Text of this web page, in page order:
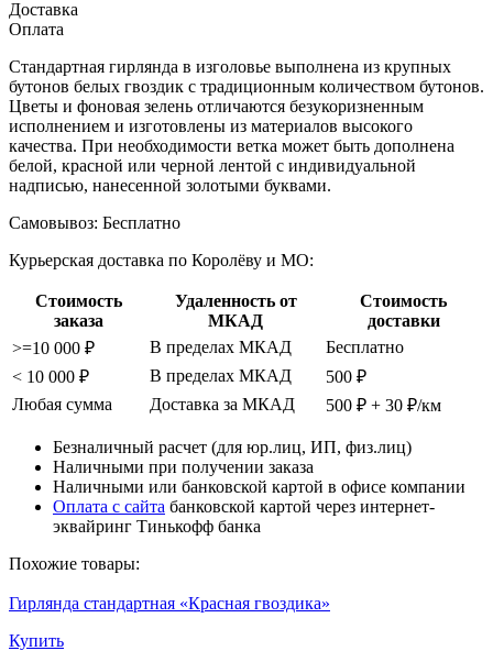
Доставка
Оплата
Стандартная гирлянда в изголовье выполнена из крупных
бутонов белых гвоздик с традиционным количеством бутонов.
Цветы и фоновая зелень отличаются безукоризненным
исполнением и изготовлены из материалов высокого
качества. При необходимости ветка может быть дополнена
белой, красной или черной лентой с индивидуальной
надписью, нанесенной золотыми буквами.
Самовывоз: Бесплатно
Курьерская доставка по Королёву и МО:
Стоимость
заказа
Удаленность от
МКАД
Стоимость
доставки
>=10 000 ₽
В пределах МКАД
Бесплатно
< 10 000 ₽
В пределах МКАД
500 ₽
Любая сумма
Доставка за МКАД 500 ₽ + 30 ₽/км
Безналичный расчет (для юр.лиц, ИП, физ.лиц)
Наличными при получении заказа
Наличными или банковской картой в офисе компании
Оплата с сайта банковской картой через интернет-
эквайринг Тинькофф банка
Похожие товары:
Гирлянда стандартная «Красная гвоздика»
Купить